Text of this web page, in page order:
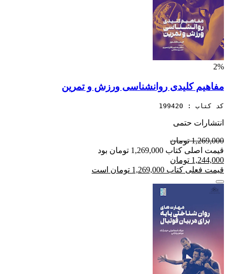
2%
مفاهیم کلیدی روانشناسی ورزش و تمرین
کد کتاب : 199420
انتشارات حتمی
1,269,000 تومان
قیمت اصلی کتاب 1,269,000 تومان بود
1,244,000 تومان
قیمت فعلی کتاب 1,269,000 تومان است